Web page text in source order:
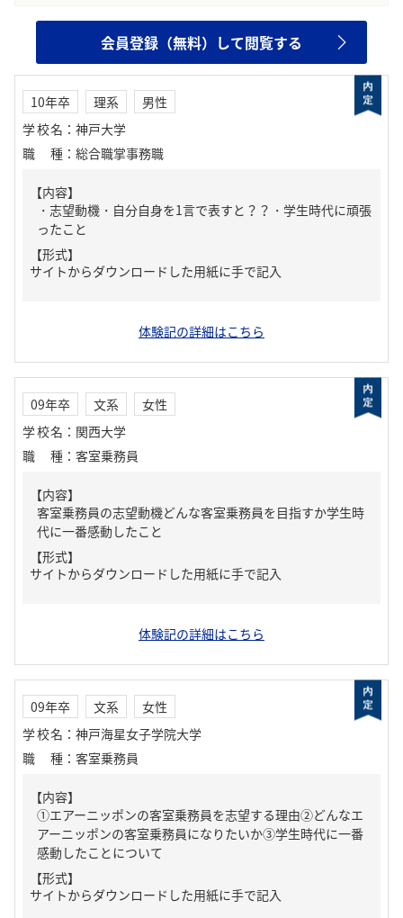
会員登録（無料）して閲覧する
10年卒 理系
男性
学校名 ： 神戸大学
職種 ： 総合職掌事務職
【内容】
・志望動機・自分自身を1言で表すと？？・学生時代に頑張
ったこと
【形式】
サイトからダウンロードした用紙に手で記入
体験記の詳細はこちら
09年卒 文系
女性
学校名 ： 関西大学
職種 ： 客室乗務員
【内容】
客室乗務員の志望動機どんな客室乗務員を目指すか学生時
代に一番感動したこと
【形式】
サイトからダウンロードした用紙に手で記入
体験記の詳細はこちら
09年卒 文系
女性
学校名 ： 神戸海星女子学院大学
職種 ： 客室乗務員
【内容】
①エアーニッポンの客室乗務員を志望する理由②どんなエ
アーニッポンの客室乗務員になりたいか③学生時代に一番
感動したことについて
【形式】
サイトからダウンロードした用紙に手で記入